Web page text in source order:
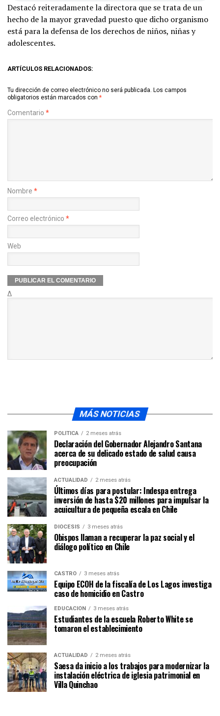
Destacó reiteradamente la directora que se trata de un
hecho de la mayor gravedad puesto que dicho organismo
está para la defensa de los derechos de niños, niñas y
adolescentes.
ARTÍCULOS RELACIONADOS:
Tu dirección de correo electrónico no será publicada. Los campos
obligatorios están marcados con *
Comentario *
Nombre *
Correo electrónico *
Web
Δ
MÁS NOTICIAS
POLÍTICA 2 meses atrás
Declaración del Gobernador Alejandro Santana
acerca de su delicado estado de salud causa
preocupación
ACTUALIDAD 2 meses atrás
Últimos días para postular: Indespa entrega
inversión de hasta $20 millones para impulsar la
acuicultura de pequeña escala en Chile
DIÓCESIS 3 meses atrás
Obispos llaman a recuperar la paz social y el
diálogo político en Chile
CASTRO 3 meses atrás
Equipo ECOH de la fiscalía de Los Lagos investiga
caso de homicidio en Castro
EDUCACIÓN 3 meses atrás
Estudiantes de la escuela Roberto White se
tomaron el establecimiento
ACTUALIDAD 2 meses atrás
Saesa da inicio a los trabajos para modernizar la
instalación eléctrica de iglesia patrimonial en
Villa Quinchao